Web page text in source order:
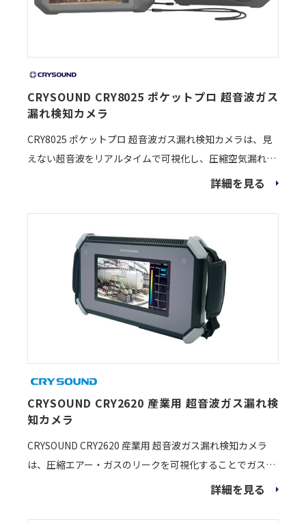
CRYSOUND CRY8025 ポケットプロ 超音波ガス
漏れ検知カメラ
CRY8025 ポケットプロ 超音波ガス漏れ検知カメラは、見
えない超音波をリアルタイムで可視化し、圧縮空気漏れや
ガス漏れ、部分放電などの異常を迅速に特定できる高性能
ォンアレイと先進の音響イメージング技術を搭載し、遠距
離からでも音源位置を直感的に把握可能。さらに、漏れ箇
所の検出だけでなく漏れ量の定量化にも対応し、エネルギ
ーロスの可視化と改善効果の評価を実現します。 モバイル
アプリによるレポート作成に加え、PCソフトウェアによる
詳細な後処理・解析機能を搭載。設備保全の高度化や予知
保全の推進に貢献し、効率的かつデータドリブンなメンテ
詳細を見る
CRYSOUND CRY2620 産業用 超音波ガス漏れ検
知カメラ
CRYSOUND CRY2620 産業用 超音波ガス漏れ検知カメラ
は、圧縮エアー・ガスのリークを可視化することでガス漏
詳細を見る